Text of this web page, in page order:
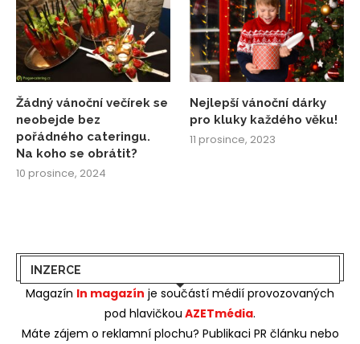
Žádný vánoční večírek se
neobejde bez
pořádného cateringu.
Na koho se obrátit?
10 prosince, 2024
Nejlepší vánoční dárky
pro kluky každého věku!
11 prosince, 2023
INZERCE
Magazín In magazín je součástí médií provozovaných
pod hlavičkou AZETmédia.
Máte zájem o reklamní plochu? Publikaci PR článku nebo